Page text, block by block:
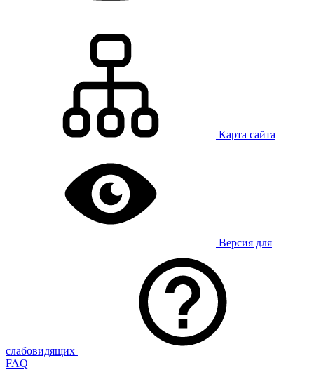
Карта сайта
Версия для
слабовидящих
FAQ